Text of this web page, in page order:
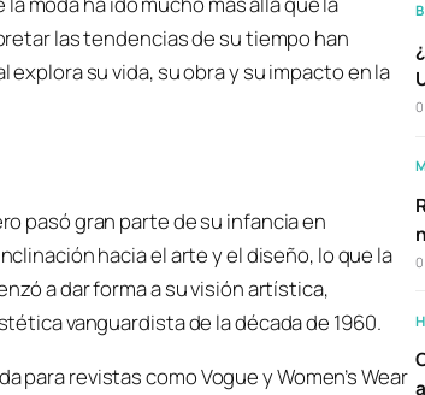
las tendencias de su tiempo han
su vida, su obra y su impacto en la
pasó gran parte de su infancia en
hacia el arte y el diseño, lo que la
a dar forma a su visión artística,
vanguardista de la década de 1960.
para revistas como Vogue y Women’s Wear